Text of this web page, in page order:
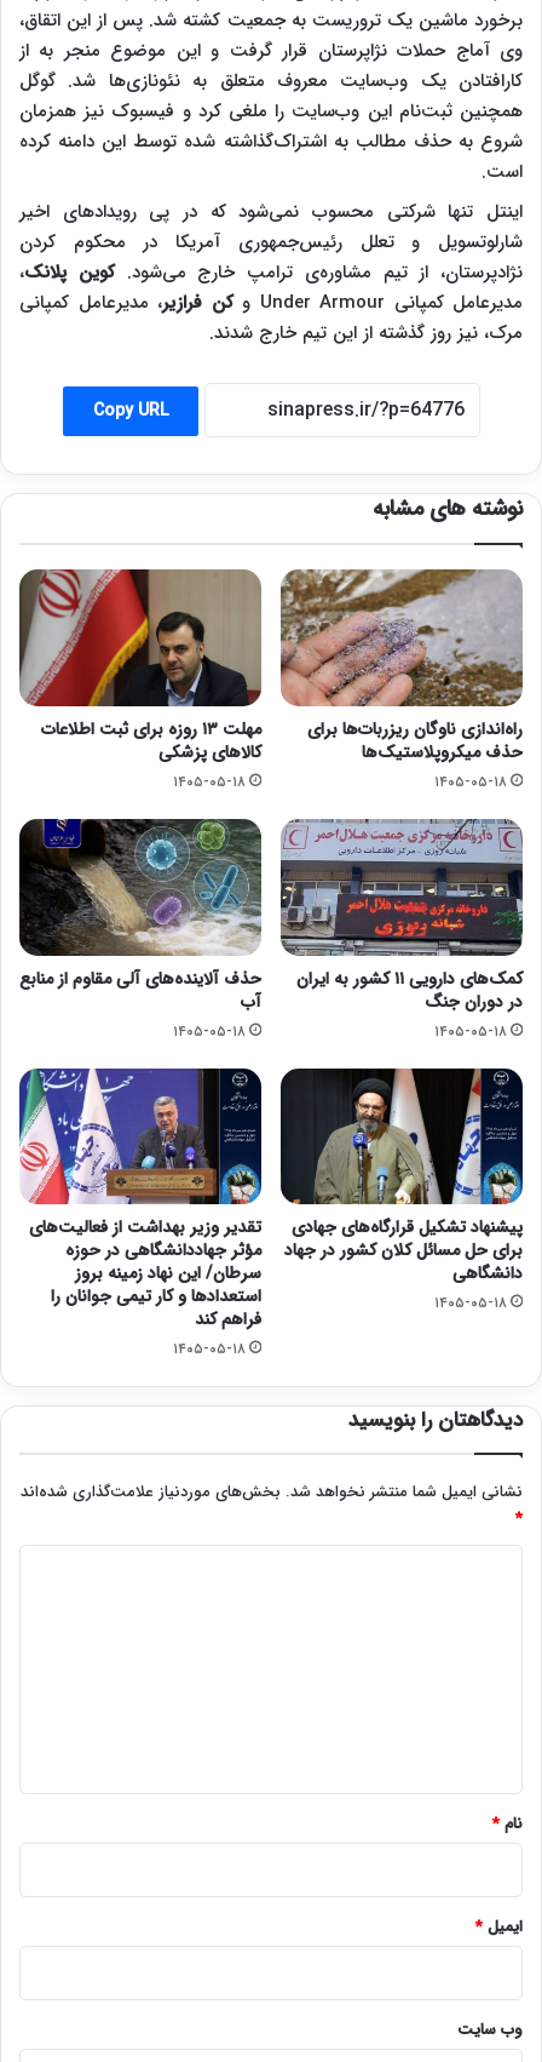
برخورد ماشین یک تروریست به جمعیت کشته شد. پس از این اتقاق،
وی آماج حملات نژاپرستان قرار گرفت و این موضوع منجر به از
کارافتادن یک وب‌سایت معروف متعلق به نئونازی‌ها شد. گوگل
همچنین ثبت‌نام این وب‌سایت را ملغی کرد و فیسبوک نیز همزمان
شروع به حذف مطالب به اشتراک‌گذاشته شده توسط این دامنه کرده
است.
اینتل تنها شرکتی محسوب نمی‌شود که در پی رویدادهای اخیر
شارلوتسویل و تعلل رئیس‌جمهوری آمریکا در محکوم کردن
نژادپرستان، از تیم مشاوره‌ی ترامپ خارج می‌شود.کوین پلانک،
مدیرعامل کمپانی Under Armour و
کن فرازیر، مدیرعامل کمپانی
مرک، نیز روز گذشته از این تیم خارج شدند.
Copy URL
نوشته های مشابه
راه‌اندازی ناوگان ریزربات‌ها برای
حذف میکروپلاستیک‌ها
۱۴۰۵-۰۵-۱۸
مهلت ۱۳ روزه برای ثبت اطلاعات
کالاهای پزشکی
۱۴۰۵-۰۵-۱۸
کمک‌های دارویی ۱۱ کشور به ایران
در دوران جنگ
۱۴۰۵-۰۵-۱۸
حذف آلاینده‌های آلی مقاوم از منابع
آب
۱۴۰۵-۰۵-۱۸
پیشنهاد تشکیل قرارگاه‌های جهادی
برای حل مسائل کلان کشور در جهاد
دانشگاهی
۱۴۰۵-۰۵-۱۸
تقدیر وزیر بهداشت از فعالیت‌های
مؤثر جهاددانشگاهی در حوزه
سرطان/ این نهاد زمینه بروز
استعدادها و کار تیمی جوانان را
فراهم کند
۱۴۰۵-۰۵-۱۸
دیدگاهتان را بنویسید
نشانی ایمیل شما منتشر نخواهد شد. بخش‌های موردنیاز علامت‌گذاری شده‌اند
*
نام*
ایمیل*
وب‌ سایت